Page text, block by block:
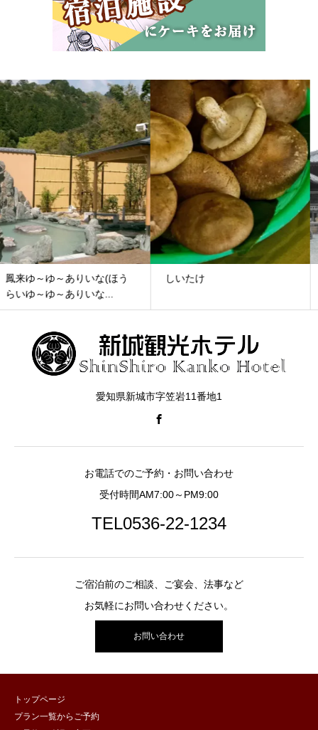
しいたけ 亀姫の墓（大善寺）
愛知県新城市字笠岩11番地1
お電話でのご予約・お問い合わせ
受付時間AM7:00～PM9:00
TEL0536-22-1234
ご宿泊前のご相談、ご宴会、法事など
お気軽にお問い合わせください。
お問い合わせ
トップページ
プラン一覧からご予約